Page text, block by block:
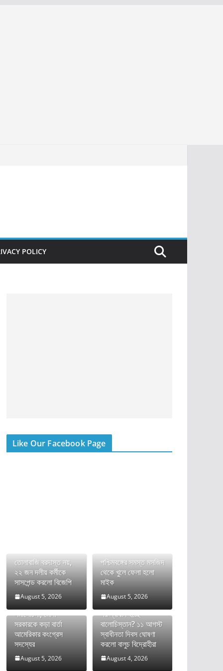
POLICY
Like Our Facebook Page
তোলাবাজি বরদাস্ত নয়,
২২ জন দলীয় কর্মীকে
সাসপেন্ড করলো বিজেপি
August 5, 2026
পশ্চিমবঙ্গের সমস্ত মসজিদ
থেকে খুলে ফেলা হলো
মাইক
August 5, 2026
সমালোচনা, মোদী
সরকারকে কড়া বার্তা
আমেরিকার কংগ্রেস
সদস্যের
August 5, 2026
পর স্বাধীন হচ্ছে
বালোচিস্তান? ১১ আগস্ট
স্বাধীনতা দিবস ঘোষণা
করলো বালুচ বিদ্রোহীরা
August 4, 2026
অনুপ্রবেশকারীদের